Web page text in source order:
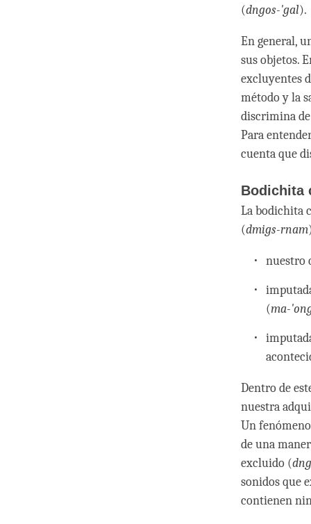
(dngos-'gal).
En general,
sus objetos.
excluyentes
método y la
discrimina
Para
cuenta que
Bodichita
La bodichita
(dmigs-rnam
nuestro
(ma-
Dentro de
nuestra
Un
de una
excluido (
sonidos que
contienen